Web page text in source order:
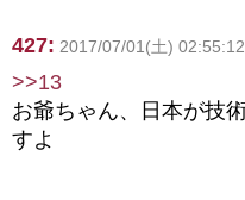
427: 2017/07/01(土)
>>13
お爺ちゃん、日本が技
すよ